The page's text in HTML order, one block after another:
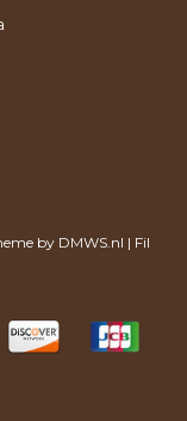
by DMWS.nl | Fil